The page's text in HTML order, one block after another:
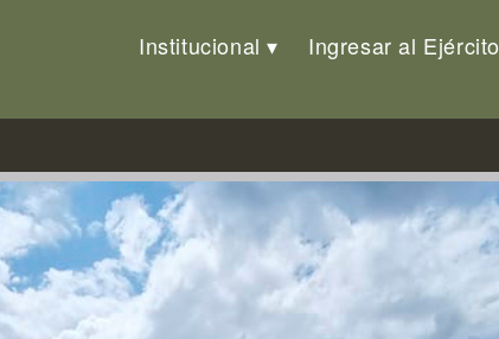
Institucional Ingresar al Ejército
Remota